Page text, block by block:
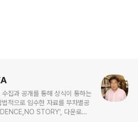
집과 공개를 통해 상식이 통하는
적으로 입수한 자료를 무차별공
STORY', 다운로드